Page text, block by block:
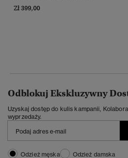
Zł 399,00
Odblokuj Ekskluzywny
Uzyskaj dostęp do kulis kampanii,
wyprzedaży.
Odzież męska Odzież damska